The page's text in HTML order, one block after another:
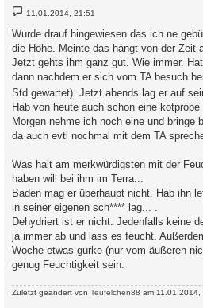
B
e
t
r
g
11.01.2014, 21:51
Wurde drauf hingewiesen das ich ne
die Höhe. Meinte das hängt von der Zeit
Jetzt gehts ihm ganz gut. Wie immer.
dann nachdem er sich vom TA besuch
Std gewartet). Jetzt abends lag er auf
Hab von heute auch schon eine
Morgen nehme ich noch eine und bringe
da auch evtl nochmal mit dem TA
Was halt am merkwürdigsten mit der
haben will bei ihm im Terra...
Baden mag er überhaupt nicht. Hab ihn
in seiner eigenen sch**** lag... .
Dehydriert ist er nicht. Jedenfalls keine
ja immer ab und lass es feucht.
Woche etwas gurke (nur vom äußeren
genug Feuchtigkeit sein.
Zuletzt geändert von Teufelchen88 am 11.01.2014,